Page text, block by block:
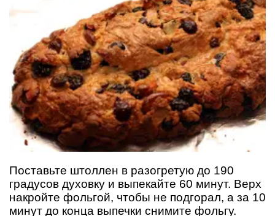
Поставьте штоллен в разогретую до 190
градусов духовку и выпекайте 60 минут. Верх
накройте фольгой, чтобы не подгорал, а за 10
минут до конца выпечки снимите фольгу.